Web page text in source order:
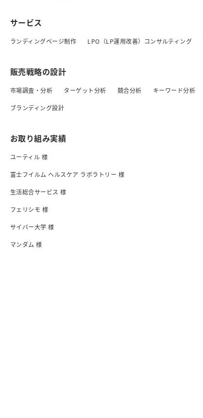
サービス
ランディングページ制作 LPO（LP運用改善）コンサルティング
販売戦略の設計
市場調査・分析 ターゲット分析 競合分析 キーワード分析
ブランディング設計
お取り組み実績
ユーティル 様
富士フイルム ヘルスケア ラボラトリー 様
生活総合サービス 様
フェリシモ 様
サイバー大学 様
マンダム 様